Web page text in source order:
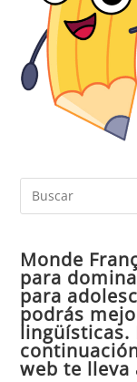
Monde
para
para
podrás
lingüísticas.
web te lleva